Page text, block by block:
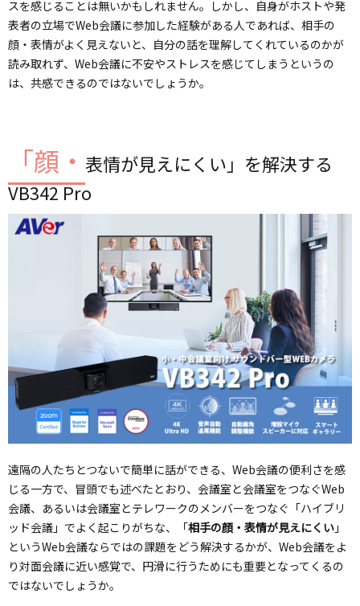
スを感じることは無いかもしれません。しかし、自身がホストや発
表者の立場でWeb会議に参加した経験がある人であれば、相手の
顔・表情がよく見えないと、自分の話を理解してくれているのかが
読み取れず、Web会議に不安やストレスを感じてしまうというの
は、共感できるのではないでしょうか。
「顔・ 表情が見えにくい」を解決する
VB342 Pro
遠隔の人たちとつないで簡単に話ができる、Web会議の便利さを感
じる一方で、冒頭でも述べたとおり、会議室と会議室をつなぐWeb
会議、あるいは会議室とテレワークのメンバーをつなぐ「ハイブリ
ッド会議」でよく起こりがちな、「相手の顔・表情が見えにくい 」
というWeb会議ならではの課題をどう解決するかが、Web会議をよ
り対面会議に近い感覚で、円滑に行うためにも重要となってくるの
ではないでしょうか。